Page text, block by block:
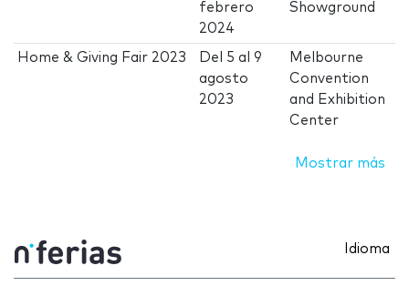
febrero
2024
Showground
Home & Giving Fair 2023 Del 5 al9
agosto
2023
Melbourne
Convention
and Exhibition
Center
Mostrar más
Idioma